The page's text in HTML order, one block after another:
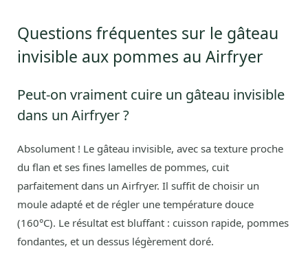
Questions fréquentes sur le gâteau
invisible aux pommes au Airfryer
Peut-on vraiment cuire un gâteau invisible
dans un Airfryer ?
Absolument ! Le gâteau invisible, avec sa texture proche
du flan et ses fines lamelles de pommes, cuit
parfaitement dans un Airfryer. Il suffit de choisir un
moule adapté et de régler une température douce
(160°C). Le résultat est bluffant : cuisson rapide, pommes
fondantes, et un dessus légèrement doré.